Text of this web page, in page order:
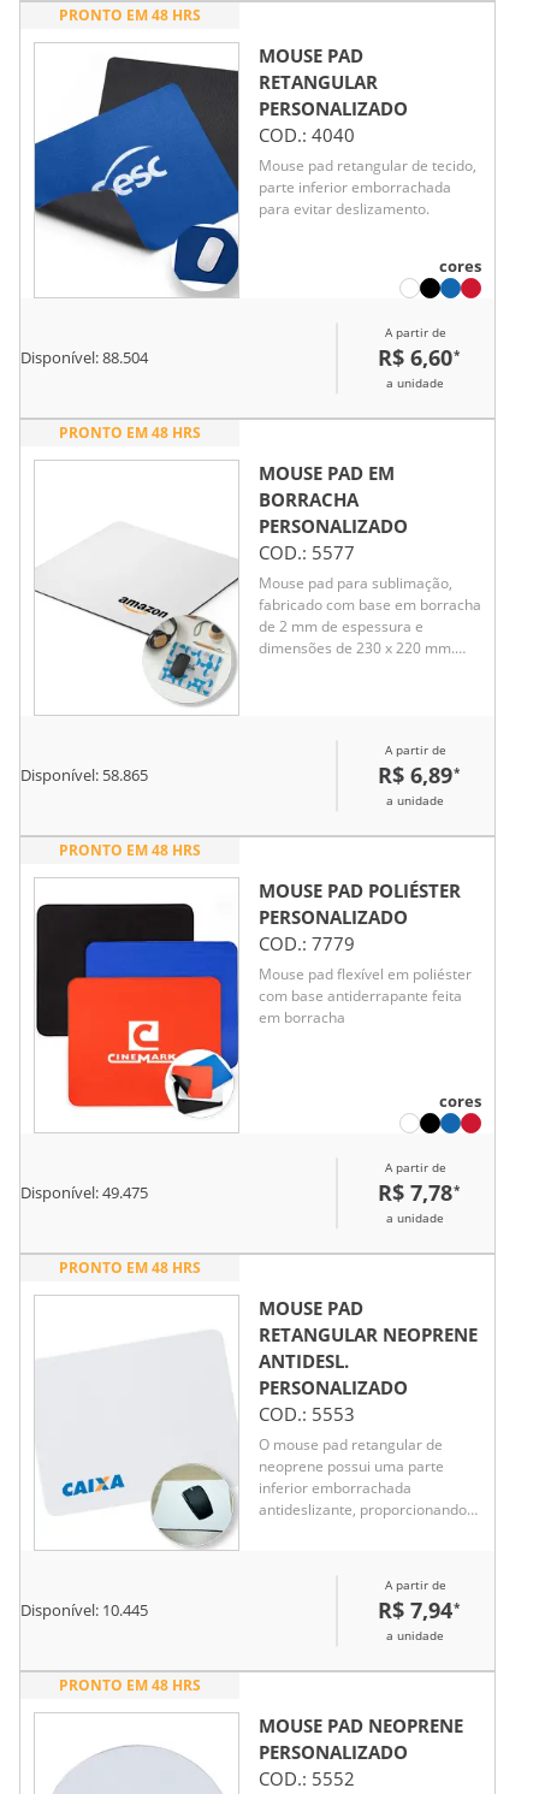
PRONTO EM 48 HRS
MOUSE PAD
RETANGULAR
PERSONALIZADO
COD.: 4040
Mouse pad retangular de tecido,
parte inferior emborrachada
para evitar deslizamento.
cores
Disponível:88.504
A partir de
R$ 6,60*
a unidade
PRONTO EM 48 HRS
MOUSE PAD EM
BORRACHA
PERSONALIZADO
COD.: 5577
Mouse pad para sublimação,
fabricado com base em borracha
de 2 mm de espessura e
dimensões de 230 x 220 mm.
Disponível: 58.865
A partir de
R$ 6,89*
a unidade
PRONTO EM 48 HRS
MOUSE PAD POLIÉSTER
PERSONALIZADO
COD.: 7779
Mouse pad flexível em poliéster
com base antiderrapante feita
em borracha
cores
Disponível:49.475
A partir de
R$ 7,78*
a unidade
PRONTO EM 48 HRS
MOUSE PAD
RETANGULAR NEOPRENE
ANTIDESL.
PERSONALIZADO
COD.: 5553
O mouse pad retangular de
neoprene possui uma parte
inferior emborrachada
antideslizante, proporcionando
e fácil de manter limpo.
Disponível: 10.445
A partir de
R$ 7,94*
a unidade
PRONTO EM 48 HRS
MOUSE PAD NEOPRENE
PERSONALIZADO
COD.: 5552